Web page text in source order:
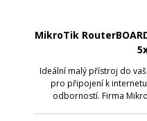
MikroTik
Ideální malý přístroj do
pro připojení k
odborností. Firma